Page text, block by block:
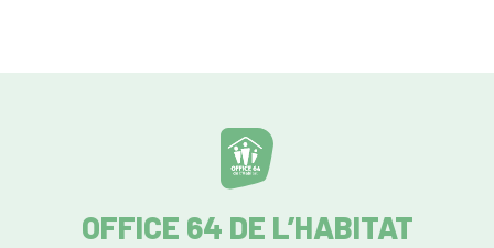
OFFICE 64 DE L’HABITAT